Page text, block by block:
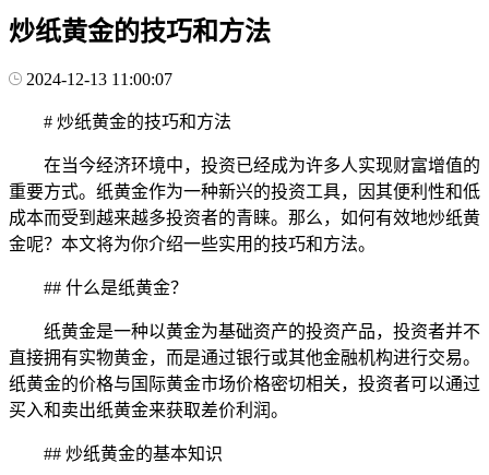
炒纸黄金的技巧和方法
2024-12-13 11:00:07
# 炒纸黄金的技巧和方法
在当今经济环境中，投资已经成为许多人实现财富增值的
重要方式。纸黄金作为一种新兴的投资工具，因其便利性和低
成本而受到越来越多投资者的青睐。那么，如何有效地炒纸黄
金呢？本文将为你介绍一些实用的技巧和方法。
## 什么是纸黄金？
纸黄金是一种以黄金为基础资产的投资产品，投资者并不
直接拥有实物黄金，而是通过银行或其他金融机构进行交易。
纸黄金的价格与国际黄金市场价格密切相关，投资者可以通过
买入和卖出纸黄金来获取差价利润。
## 炒纸黄金的基本知识